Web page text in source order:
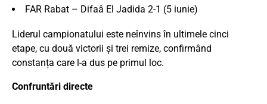
FAR Rabat – Difaâ El Jadida 2-1 (5 iunie)
Liderul campionatului este neînvins în ultimele cinci
etape, cu două victorii și trei remize, confirmând
constanța care l-a dus pe primul loc.
Confruntări directe